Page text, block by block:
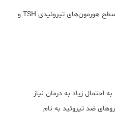
درخواست آزمایش خون برای بررسی سطح هورمون‌های تیروئیدی TSH و
احتمال زیاد به درمان نیاز
ضد تیروئید به نام